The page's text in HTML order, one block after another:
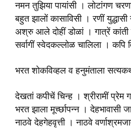
नमन तुझिया पायांसी । लोटांगण
बहुत झालों कासाविसी । रणीं
अश्रु आले दोहीं डोळां । गात्रें
सर्वागीं स्वेदकल्लोळ चालिला ।
भरत शोकविव्हल व हनुमंताला
देखतां कपीचें चिन्ह । श्रीरामीं प्रेम
भरत झाला मूर्च्छापन्न । देहभावासी
नाठवे देहगेहवृत्ती । नाठवे